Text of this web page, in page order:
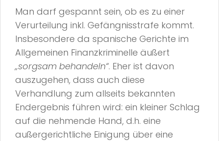
Man darf gespannt sein, ob es zu einer
Verurteilung inkl. Gefängnisstrafe kommt.
Insbesondere da spanische Gerichte im
Allgemeinen Finanzkriminelle äußert
„sorgsam behandeln“. Eher ist davon
auszugehen, dass auch diese
Verhandlung zum allseits bekannten
Endergebnis führen wird: ein kleiner Schlag
auf die nehmende Hand, d.h. eine
außergerichtliche Einigung über eine